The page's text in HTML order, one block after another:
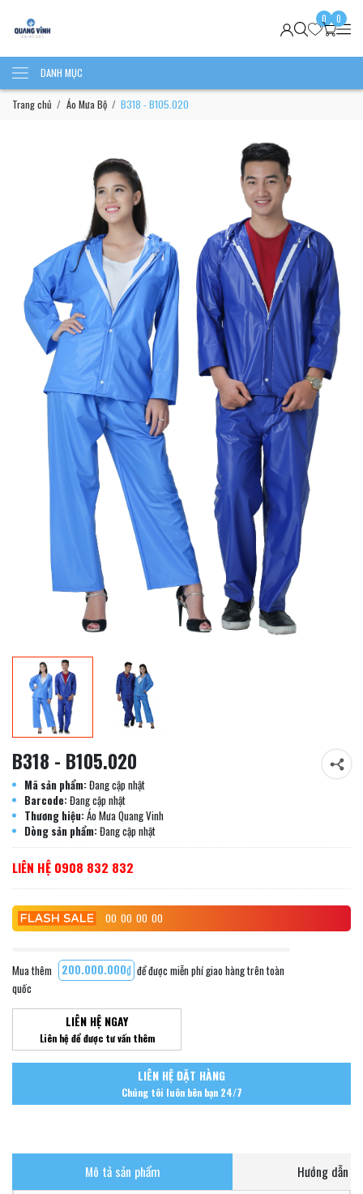
0 0
DANH MỤC
Trang chủ Áo Mưa Bộ B318 - B105.020
B318 - B105.020
Mã sản phẩm:Đang cập nhật
Barcode:Đang cập nhật
Thương hiệu:Áo Mưa Quang Vinh
Dòng sản phẩm:Đang cập nhật
LIÊN HỆ 0908 832 832
00 00 00 00
Mua thêm 200.000.000₫ để được miễn phí giao hàng trên toàn
quốc
LIÊN HỆ NGAY
Liên hệ để được tư vấn thêm
LIÊN HỆ ĐẶT HÀNG
Chúng tôi luôn bên bạn 24/7
Mô tả sản phẩm Hướng dẫn